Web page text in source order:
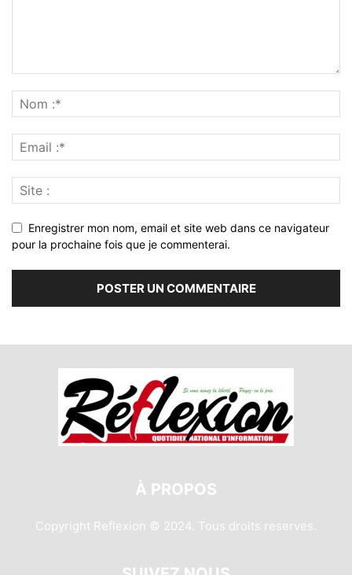
Enregistrer mon nom, email et site web dans ce navigateur
pour la prochaine fois que je commenterai.
À PROPOS
Copyright Reflexion © 2024. Tous droits reserves.